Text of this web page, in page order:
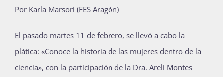
Publicaciones
Bienvenida generación 2027-1
Por Karla Marsori (FES Aragón)
El pasado martes 11 de febrero, se llevó a cabo la
plática: «Conoce la historia de las mujeres dentro de la
ciencia», con la participación de la Dra. Areli Montes